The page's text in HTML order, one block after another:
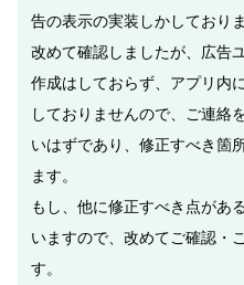
告の表示の実装しかしておりま
改めて確認しましたが、広告
作成はしておらず、アプリ内
しておりませんので、ご連絡
いはずであり、修正すべき箇
ます。
もし、他に修正すべき点があ
いますので、改めてご確認・
す。